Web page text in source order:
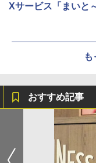
Xサービス「まいと
おすすめ記事